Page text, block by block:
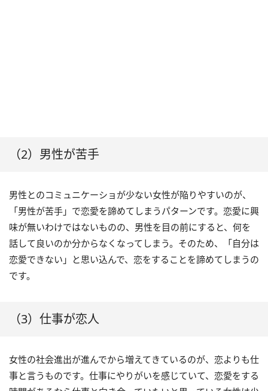
（2）男性が苦手
男性とのコミュニケーショが少ない女性が陥りやすいのが、
「男性が苦手」で恋愛を諦めてしまうパターンです。恋愛に興
味が無いわけではないものの、男性を目の前にすると、何を
話して良いのか分からなくなってしまう。そのため、「自分は
恋愛できない」と思い込んで、恋をすることを諦めてしまうの
です。
（3）仕事が恋人
女性の社会進出が進んでから増えてきているのが、恋よりも仕
事と言うものです。仕事にやりがいを感じていて、恋愛をする